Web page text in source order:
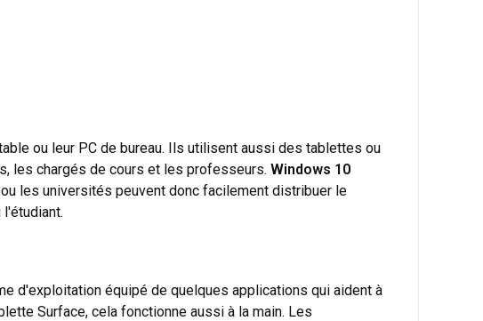
ou leur PC de bureau. Ils utilisent aussi des tablettes ou
les chargés de cours et les professeurs. Windows 10
les universités peuvent donc facilement distribuer le
d'exploitation équipé de quelques applications qui aident à
Surface, cela fonctionne aussi à la main. Les